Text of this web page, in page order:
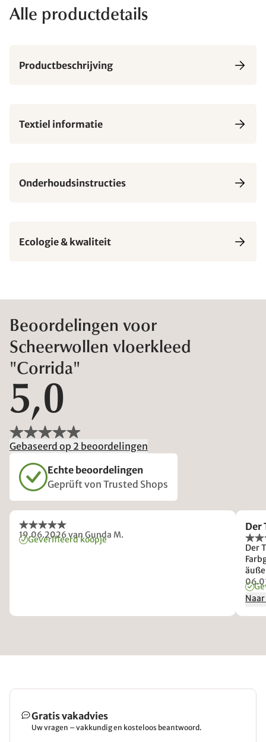
Alle productdetails
Productbeschrijving
Textiel informatie
Onderhoudsinstructies
Ecologie & kwaliteit
Beoordelingen voor
Scheerwollen vloerkleed
"Corrida"
5,0
Gebaseerd op 2 beoordelingen
Echte beoordelingen
Geprüft von Trusted Shops
19.06.2026van Gunda M.
Geverifieerd koopje
Der
Der
Gratis vakadvies
Uw vragen – vakkundig en kosteloos beantwoord.